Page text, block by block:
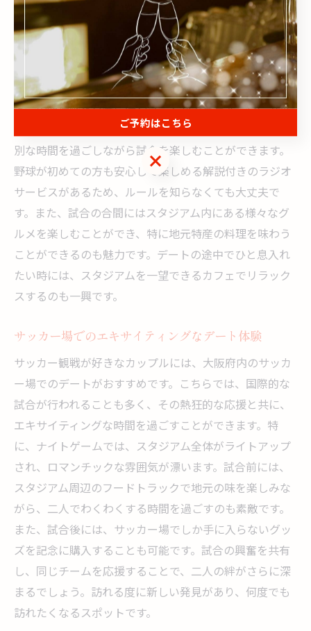
野球観戦が楽しめるスタジアムとその特徴
大阪府でデートをしながら野球観戦を楽しむなら、まず
訪れたいのが大阪市内に位置する野球スタジアムです。
こちらのスタジアムは、最新の設備が整えられており、
試合の臨場感を存分に味わうことができます。特にカッ
プルシートが設置されているエリアでは、二人だけの特
別な時間を過ごしながら試合を楽しむことができます。
野球が初めての方も安心して楽しめる解説付きのラジオ
サービスがあるため、ルールを知らなくても大丈夫で
す。また、試合の合間にはスタジアム内にある様々なグ
ルメを楽しむことができ、特に地元特産の料理を味わう
ことができるのも魅力です。デートの途中でひと息入れ
たい時には、スタジアムを一望できるカフェでリラック
スするのも一興です。
サッカー場でのエキサイティングなデート体験
サッカー観戦が好きなカップルには、大阪府内のサッカ
ー場でのデートがおすすめです。こちらでは、国際的な
試合が行われることも多く、その熱狂的な応援と共に、
エキサイティングな時間を過ごすことができます。特
に、ナイトゲームでは、スタジアム全体がライトアップ
され、ロマンチックな雰囲気が漂います。試合前には、
スタジアム周辺のフードトラックで地元の味を楽しみな
がら、二人でわくわくする時間を過ごすのも素敵です。
また、試合後には、サッカー場でしか手に入らないグッ
ズを記念に購入することも可能です。試合の興奮を共有
し、同じチームを応援することで、二人の絆がさらに深
まるでしょう。訪れる度に新しい発見があり、何度でも
訪れたくなるスポットです。
ご予約はこちら
ご予約はこちら